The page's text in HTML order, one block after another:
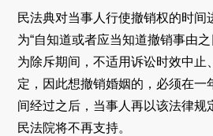
民法典对当事人行使撤销权的时间
为“自知道或者应当知道撤销事由
为除斥期间，不适用诉讼时效中止
定，因此想撤销婚姻的，必须在一
间经过之后，当事人再以该法律规
民法院将不再支持。